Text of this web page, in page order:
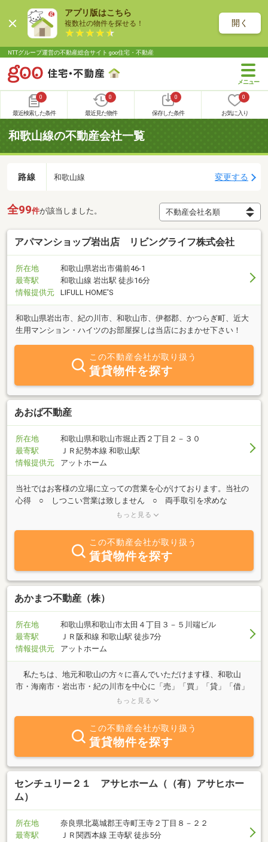
アプリ版はこちら
複数社の物件を探せる！ 開く
NTTグループ運営の不動産総合サイト goo住宅・不動産
0
最近検索した条件
0
最近見た物件
0
保存した条件
0
お気に入り
和歌山線の不動産会社一覧
路線 和歌山線 変更する
全99件が該当しました。
アパマンショップ岩出店 リビングライフ株式会社
所在地
和歌山県岩出市備前46-1
最寄駅
和歌山線 岩出駅 徒歩16分
情報提供元
LIFULL HOME'S
和歌山県岩出市、紀の川市、和歌山市、伊都郡、かつらぎ町、近大
生用マンション・ハイツのお部屋探しは当店におまかせ下さい！
この不動産会社が取り扱う
賃貸物件を探す
あおば不動産
所在地
和歌山県和歌山市堀止西２丁目２－３０
最寄駅
ＪＲ紀勢本線 和歌山駅
情報提供元
アットホーム
当社ではお客様の立場に立っての営業を心がけております。当社の
心得 ○ しつこい営業は致しません ○ 両手取引を求めな
い。 （売主様、買主様片方の利益を考えます） ○ お客様
もっと見る
この不動産会社が取り扱う
賃貸物件を探す
あかまつ不動産（株）
所在地
和歌山県和歌山市太田４丁目３－５川端ビル
最寄駅
ＪＲ阪和線 和歌山駅 徒歩7分
情報提供元
アットホーム
私たちは、地元和歌山の方々に喜んでいただけます様、和歌山
市・海南市・岩出市・紀の川市を中心に「売」「買」「貸」「借」
「有効活用」等不動産のトータルプランナーとして頑張っていま
言葉にしています。 不動産に関するご相談・お問合せ等、どうぞ
お気軽にご来店・お電話・メール・ＬＩＮＥ等いただければと思い
ます。 スタッフ一同心よりお待ち致しております。
もっと見る
この不動産会社が取り扱う
賃貸物件を探す
センチュリー２１ アサヒホーム（（有）アサヒホー
ム）
所在地
奈良県北葛城郡王寺町王寺２丁目８－２２
最寄駅
ＪＲ関西本線 王寺駅 徒歩5分